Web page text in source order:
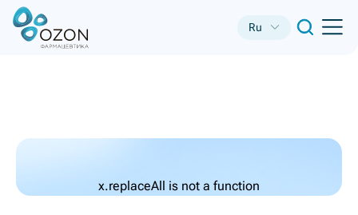
Ru
x.replaceAll is not a function